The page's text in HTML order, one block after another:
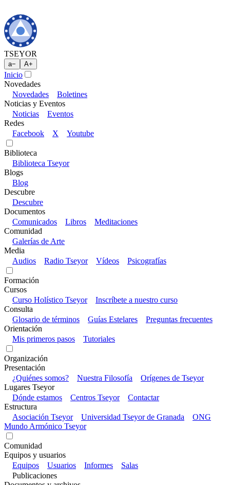
TSEYOR
a− A+
Inicio
Novedades
Novedades
Boletines
Noticias y Eventos
Noticias
Eventos
Redes
Facebook
X Youtube
Biblioteca
Biblioteca Tseyor
Blogs
Blog
Descubre
Descubre
Documentos
Comunicados
Libros
Meditaciones
Comunidad
Galerías de Arte
Media
Audios
Radio Tseyor Vídeos Psicografías
Formación
Cursos
Curso Holístico Tseyor
Inscríbete a nuestro curso
Consulta
Glosario de términos
Guías Estelares
Preguntas frecuentes
Orientación
Mis primeros pasos
Tutoriales
Organización
Presentación
¿Quiénes somos?
Nuestra Filosofía
Orígenes de Tseyor
Lugares Tseyor
Dónde estamos
Centros Tseyor
Contactar
Estructura
Asociación Tseyor
Universidad Tseyor de Granada
ONG
Mundo Armónico Tseyor
Comunidad
Equipos y usuarios
Equipos
Usuarios Informes
Salas
Publicaciones